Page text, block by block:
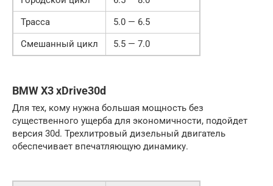
Трасса
5.0 — 6.5
Смешанный цикл
5.5 — 7.0
BMW X3 xDrive30d
Для тех, кому нужна большая мощность без
существенного ущерба для экономичности, подойдет
версия 30d. Трехлитровый дизельный двигатель
обеспечивает впечатляющую динамику.